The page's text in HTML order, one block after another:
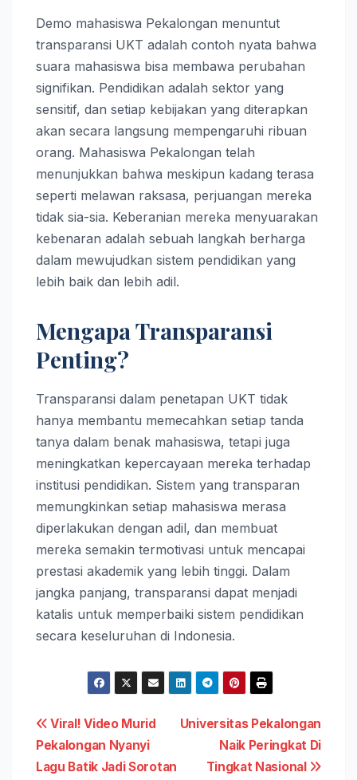
Demo mahasiswa Pekalongan menuntut
transparansi UKT adalah contoh nyata bahwa
suara mahasiswa bisa membawa perubahan
signifikan. Pendidikan adalah sektor yang
sensitif, dan setiap kebijakan yang diterapkan
akan secara langsung mempengaruhi ribuan
orang. Mahasiswa Pekalongan telah
menunjukkan bahwa meskipun kadang terasa
seperti melawan raksasa, perjuangan mereka
tidak sia-sia. Keberanian mereka menyuarakan
kebenaran adalah sebuah langkah berharga
dalam mewujudkan sistem pendidikan yang
lebih baik dan lebih adil.
Mengapa Transparansi
Penting?
Transparansi dalam penetapan UKT tidak
hanya membantu memecahkan setiap tanda
tanya dalam benak mahasiswa, tetapi juga
meningkatkan kepercayaan mereka terhadap
institusi pendidikan. Sistem yang transparan
memungkinkan setiap mahasiswa merasa
diperlakukan dengan adil, dan membuat
mereka semakin termotivasi untuk mencapai
prestasi akademik yang lebih tinggi. Dalam
jangka panjang, transparansi dapat menjadi
katalis untuk memperbaiki sistem pendidikan
secara keseluruhan di Indonesia.
Post
navigation
Universitas Pekalongan
Naik Peringkat Di
Tingkat Nasional
Viral! Video Murid
Pekalongan Nyanyi
Lagu Batik Jadi Sorotan